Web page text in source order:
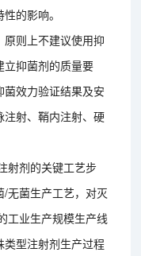
的影响。
则上不建议使用抑
立抑菌剂的质量要
效力验证结果及安
注射、鞘内注射、硬
射剂的关键工艺步
无菌生产工艺，对灭
工业生产规模生产线
类型注射剂生产过程